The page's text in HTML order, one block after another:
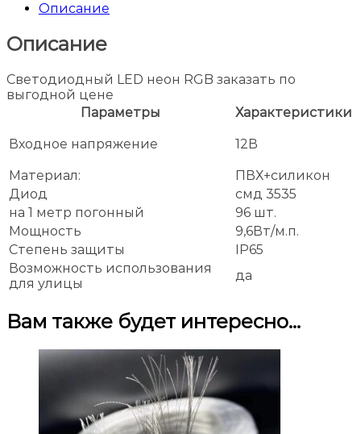
Описание
Описание
Светодиодный LED неон RGB заказать по
выгодной цене
Параметры
Характеристики
Входное напряжение 12В
Материал:
ПВХ+силикон
Диод
смд 3535
на 1 метр погонный
96 шт.
Мощность
9,6Вт/м.п.
Степень защиты
IP65
Возможность использования
для улицы
да
Вам также будет интересно…